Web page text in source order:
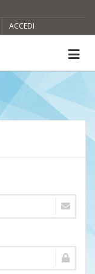
ACCEDI